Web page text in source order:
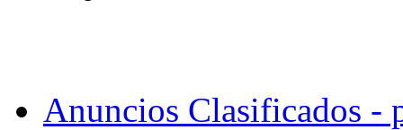
Anuncios Clasificados -